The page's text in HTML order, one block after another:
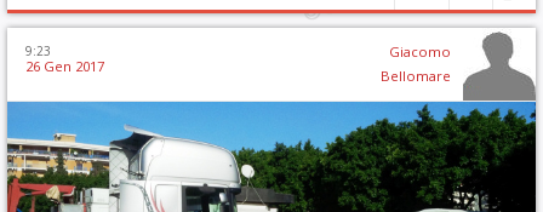
9:23
26 Gen 2017
Giacomo
Bellomare